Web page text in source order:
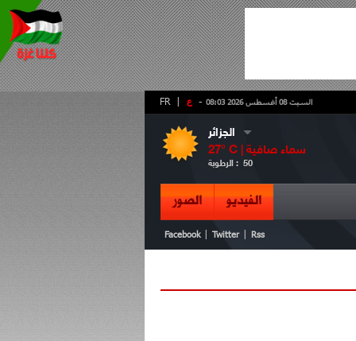
- ع FR السبت 08 أغسطس 2026 08:03
الجزائر
27° C | سماء صافية
الرطوبة : 50
الفيديو الصور
Facebook Twitter Rss